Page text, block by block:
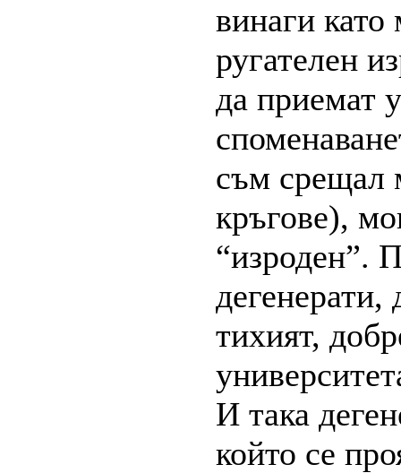
винаги като
ругателен
да приемат
съм срещал
кръгове),
“изроден”.
тихият,
И така
който се